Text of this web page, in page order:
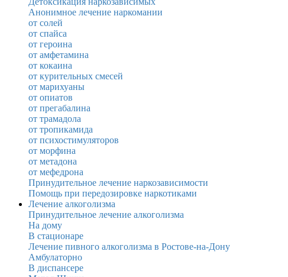
Анонимное лечение наркомании
от солей
от спайса
от героина
от амфетамина
от кокаина
от курительных смесей
от марихуаны
от опиатов
от прегабалина
от трамадола
от тропикамида
от психостимуляторов
от морфина
от метадона
от мефедрона
Принудительное лечение наркозависимости
Помощь при передозировке наркотиками
Лечение алкоголизма
Принудительное лечение алкоголизма
На дому
В стационаре
Лечение пивного алкоголизма в Ростове-на-Дону
Амбулаторно
В диспансере